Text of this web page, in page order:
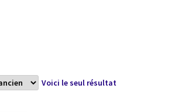
Voici le seul résultat